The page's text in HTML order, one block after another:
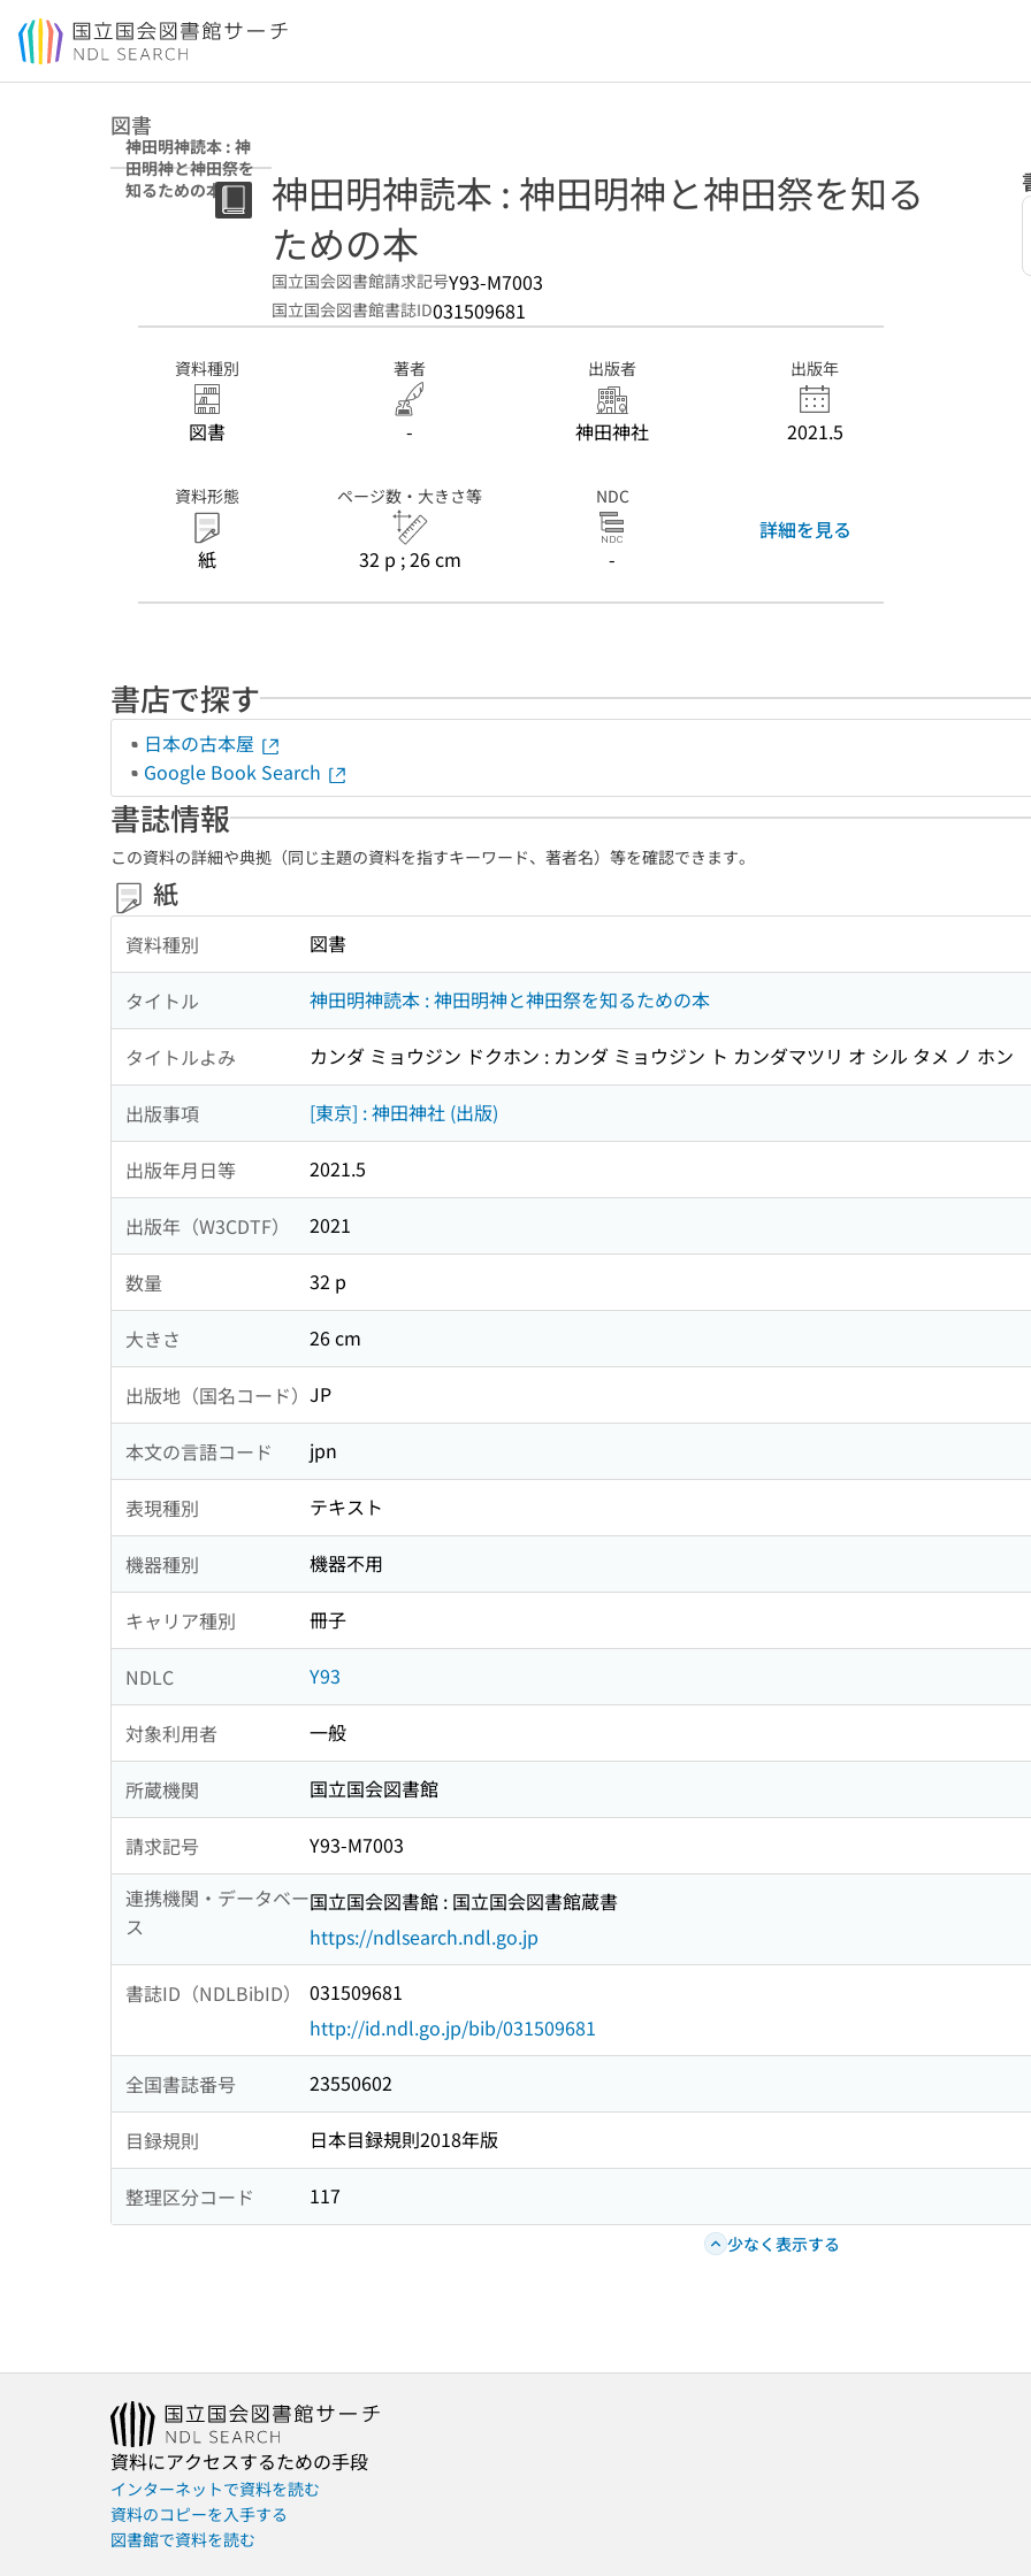
本文へ移動
図書
神田明神読本 : 神
田明神と神田祭を
知るための本
神田明神読本 : 神田明神と神田祭を知る
ための本
国立国会図書館請求記号Y93-M7003
国立国会図書館書誌ID031509681
資料種別
図書
著者
-
出版者
神田神社
出版年
2021.5
資料形態
紙
ページ数・大きさ等
32 p ; 26 cm
NDC
-
詳細を見る
書店で探す
日本の古本屋
Google Book Search
書誌情報
この資料の詳細や典拠（同じ主題の資料を指すキーワード、著者名）等を確認できます。
紙
資料種別 図書
タイトル 神田明神読本 : 神田明神と神田祭を知るための本
タイトルよみ カンダ ミョウジン ドクホン : カンダ ミョウジン ト カンダマツリ オ シル タメ ノ ホン
出版事項 [東京] : 神田神社 (出版)
出版年月日等 2021.5
出版年（W3CDTF） 2021
数量 32 p
大きさ 26 cm
出版地（国名コード） JP
本文の言語コード jpn
表現種別 テキスト
機器種別 機器不用
キャリア種別 冊子
NDLC Y93
対象利用者 一般
所蔵機関 国立国会図書館
請求記号
Y93-M7003
連携機関・データベー
ス
国立国会図書館 : 国立国会図書館蔵書
https://ndlsearch.ndl.go.jp
書誌ID（NDLBibID）
031509681
http://id.ndl.go.jp/bib/031509681
全国書誌番号 23550602
目録規則 日本目録規則2018年版
整理区分コード 117
少なく表示する
資料にアクセスするための手段
インターネットで資料を読む
資料のコピーを入手する
図書館で資料を読む